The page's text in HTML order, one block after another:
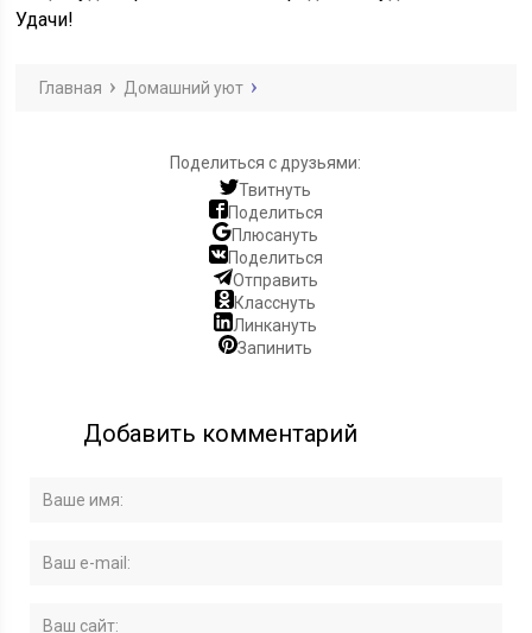
Удачи!
Главная Домашний уют
Поделиться с друзьями:
Твитнуть
Поделиться
Плюсануть
Поделиться
Отправить
Класснуть
Линкануть
Запинить
Добавить комментарий